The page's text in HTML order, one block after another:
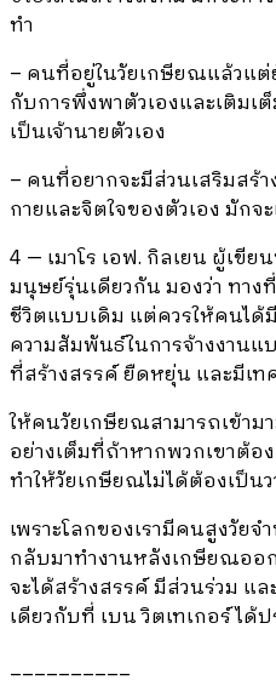
ทำ
– คนที่อยู่ในวัยเกษียณแล้วแ
กับการพึ่งพาตัวเองและเติมเ
เป็นเจ้านายตัวเอง
– คนที่อยากจะมีส่วนเสริมสร้
กายและจิตใจของตัวเอง มัก
4 — เมาโร เอฟ. กิลเยน ผู้เขี
มนุษย์รุ่นเดียวกัน มองว่า ทาง
ชีวิตแบบเดิม แต่ควรให้คนได้
ความสัมพันธ์ในการจ้างงาน
ที่สร้างสรรค์ ยืดหยุ่น และมีเท
ให้คนวัยเกษียณสามารถเข้าม
อย่างเต็มที่ถ้าหากพวกเขาต้อ
ทำให้วัยเกษียณไม่ได้ต้องเป็น
เพราะโลกของเรามีคนสูงวัย
กลับมาทำงานหลังเกษียณออ
จะได้สร้างสรรค์ มีส่วนร่วม แ
เดียวกับที่ เบน วิตเทเกอร์ ได้
__________